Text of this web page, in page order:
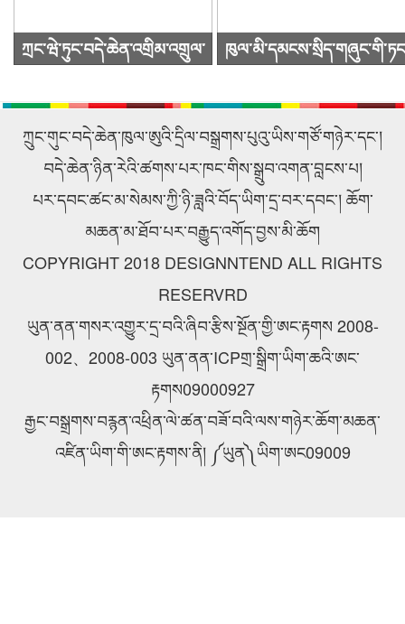
ཀྲང་ཝེ་ཏུང་བདེ་ཆེན་འགྲིམ་འགྲུལ་
ཕེབས་ནས་བརྟག་དཔྱད་གནང་བ།
འཚོགས།
ཀྲུང་གུང་བདེ་ཆེན་ཁུལ་ཨུའི་དྲིལ་བསྒྲགས་པུའུ་ཡིས་གཙོ་གཉེར་དང་།
བདེ་ཆེན་ཉིན་རེའི་ཚགས་པར་ཁང་གིས་སྒྲུབ་འགན་བླངས་པ།
པར་དབང་ཚང་མ་སེམས་ཀྱི་ཉི་ཟླའི་བོད་ཡིག་དྲ་བར་དབང་། ཆོག་
མཆན་མ་ཐོབ་པར་བརྒྱུད་འགོད་བྱས་མི་ཆོག
COPYRIGHT 2018 DESIGNNTEND ALL RIGHTS
RESERVRD
ཡུན་ནན་གསར་འགྱུར་དྲ་བའི་ཞིབ་རྩིས་སྔོན་གྱི་ཨང་རྟགས 2008-
002、2008-003 ཡུན་ནན་ICPགྲ་སྒྲིག་ཡིག་ཆའི་ཨང་
རྟགས09000927
རྒྱང་བསྒྲགས་བརྙན་འཕྲིན་ལེ་ཚན་བཟོ་བའི་ལས་གཉེར་ཆོག་མཆན་
འཛིན་ཡིག་གི་ཨང་རྟགས་ནི། ༼ཡུན༽ཡིག་ཨང09009